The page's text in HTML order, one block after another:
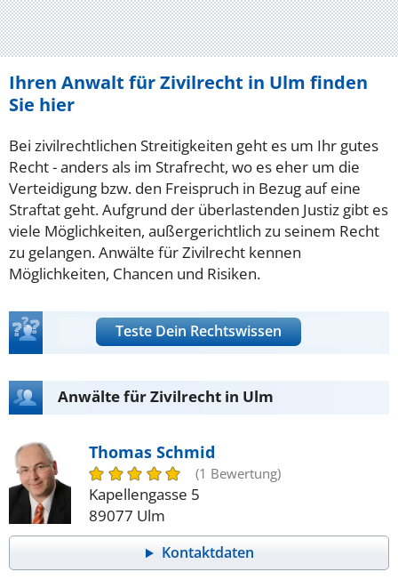
Ihren Anwalt für Zivilrecht in Ulm finden
Sie hier
Bei zivilrechtlichen Streitigkeiten geht es um Ihr gutes
Recht - anders als im Strafrecht, wo es eher um die
Verteidigung bzw. den Freispruch in Bezug auf eine
Straftat geht. Aufgrund der überlastenden Justiz gibt es
viele Möglichkeiten, außergerichtlich zu seinem Recht
zu gelangen. Anwälte für Zivilrecht kennen
Möglichkeiten, Chancen und Risiken.
Teste Dein Rechtswissen
Anwälte für Zivilrecht in Ulm
Thomas Schmid
(1 Bewertung)
Kapellengasse 5
89077 Ulm
Kontaktdaten